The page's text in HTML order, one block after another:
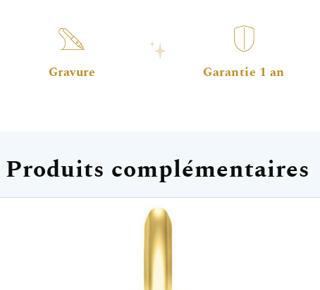
Gravure Garantie 1 an
Produits complémentaires